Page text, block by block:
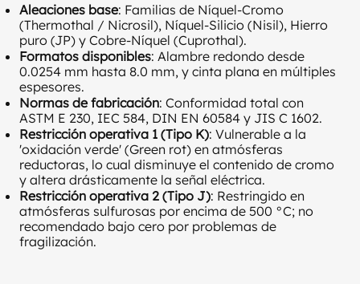
Aleaciones base: Familias de Níquel-Cromo
(Thermothal / Nicrosil), Níquel-Silicio (Nisil), Hierro
puro (JP) y Cobre-Níquel (Cuprothal).
Formatos disponibles: Alambre redondo desde
0.0254 mm hasta 8.0 mm, y cinta plana en múltiples
espesores.
Normas de fabricación: Conformidad total con
ASTM E 230, IEC 584, DIN EN 60584 y JIS C 1602.
Restricción operativa 1 (Tipo K): Vulnerable a la
'oxidación verde' (Green rot) en atmósferas
reductoras, lo cual disminuye el contenido de cromo
y altera drásticamente la señal eléctrica.
Restricción operativa 2 (Tipo J): Restringido en
atmósferas sulfurosas por encima de 500 °C; no
recomendado bajo cero por problemas de
fragilización.